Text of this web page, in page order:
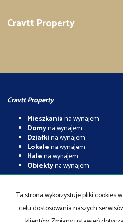
Cravtt Property
Cravtt Property
Mieszkaniana wynajem
Domyna wynajem
Działkina wynajem
Lokalena wynajem
Halena wynajem
Obiektyna wynajem
Domyna sprzedaż
na sprzedaż
Lokalena sprzedaż
Ta strona wykorzystuje pliki cookies
celu dostosowania naszych